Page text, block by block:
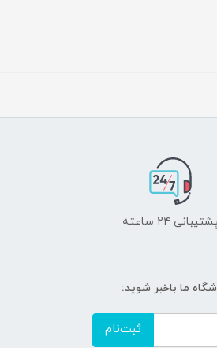
پشتیبانی ۲۴ ساعته
ما باخبر شوید:
ثبت‌نام